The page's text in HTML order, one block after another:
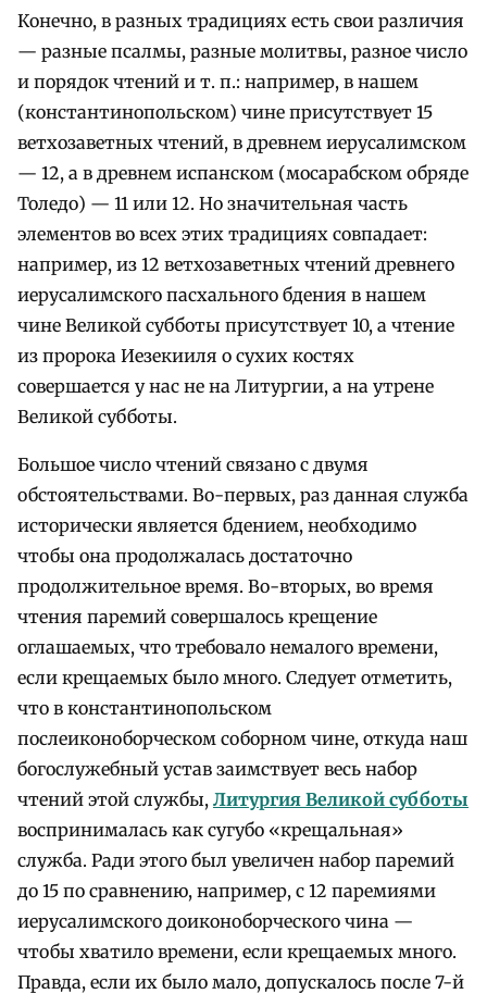
Конечно, в разных традициях есть свои различия
— разные псалмы, разные молитвы, разное число
и порядок чтений и т. п.: например, в нашем
(константинопольском) чине присутствует 15
ветхозаветных чтений, в древнем иерусалимском
— 12, а в древнем испанском (мосарабском обряде
Толедо) — 11 или 12. Но значительная часть
элементов во всех этих традициях совпадает:
например, из 12 ветхозаветных чтений древнего
иерусалимского пасхального бдения в нашем
чине Великой субботы присутствует 10, а чтение
из пророка Иезекииля о сухих костях
совершается у нас не на Литургии, а на утрене
Великой субботы.
Большое число чтений связано с двумя
обстоятельствами. Во-первых, раз данная служба
исторически является бдением, необходимо
чтобы она продолжалась достаточно
продолжительное время. Во-вторых, во время
чтения паремий совершалось крещение
оглашаемых, что требовало немалого времени,
если крещаемых было много. Следует отметить,
что в константинопольском
послеиконоборческом соборном чине, откуда наш
богослужебный устав заимствует весь набор
чтений этой службы, Литургия Великой субботы
воспринималась как сугубо «крещальная»
служба. Ради этого был увеличен набор паремий
до 15 по сравнению, например, с 12 паремиями
иерусалимского доиконоборческого чина —
чтобы хватило времени, если крещаемых много.
Правда, если их было мало, допускалось после 7-й